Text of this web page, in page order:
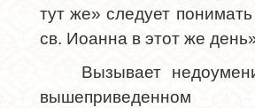
тут же» следует понимать
св. Иоанна в этот же
Вызывает